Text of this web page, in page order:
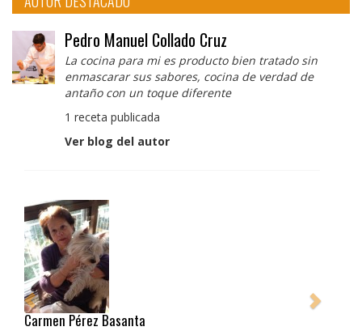
Pedro Manuel Collado Cruz
La cocina para mi es producto bien tratado sin
enmascarar sus sabores, cocina de verdad de
antaño con un toque diferente
1 receta publicada
Ver blog del autor
Pedro Manuel Collado Cruz